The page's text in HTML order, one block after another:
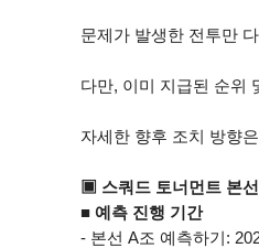
문제가 발생한 전투만
다만, 이미 지급된 순위
자세한 향후 조치 방향
▣ 스쿼드 토너먼트 본
■ 예측 진행 기간
- 본선 A조 예측하기: